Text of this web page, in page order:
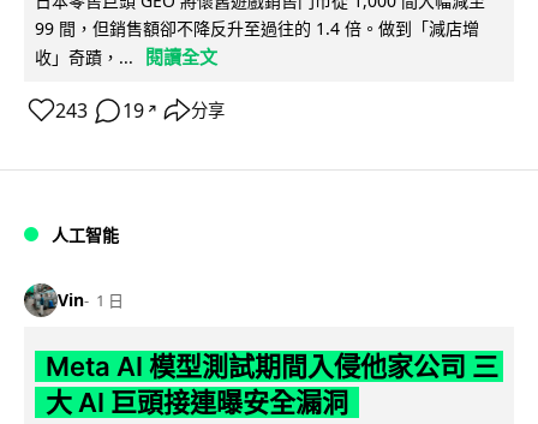
99 間，但銷售額卻不降反升至過往的 1.4 倍。做到「減店增
收」奇蹟，...
閱讀全文
243 19 ↗ 分享
人工智能
Vin 1 日
Meta AI 模型測試期間入侵他家公司 三
大 AI 巨頭接連曝安全漏洞